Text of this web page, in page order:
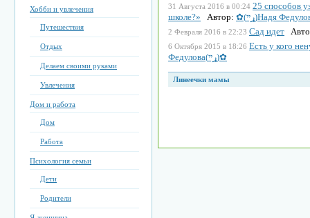
Хобби и увлечения
Путешествия
Отдых
Делаем своими руками
Увлечения
Дом и работа
Дом
Работа
Психология семьи
Дети
Родители
31 Августа 2016 в 00:24 25 способов
школе?» Автор:
2 Февраля 2016 в 22:23 Сад идет
6 Октября 2015 в 18:26 Есть у кого
Федулова(ړײ)✿
Линеечки мамы